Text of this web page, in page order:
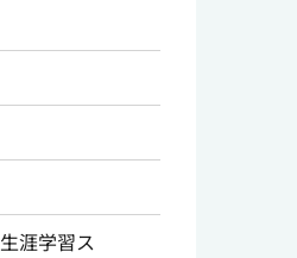
生涯学習ス